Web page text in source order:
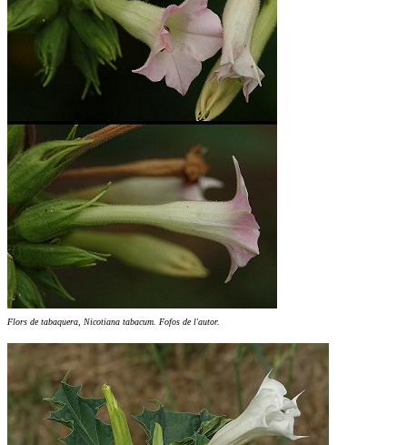
Flors de tabaquera, Nicotiana tabacum. Fofos de l'autor.